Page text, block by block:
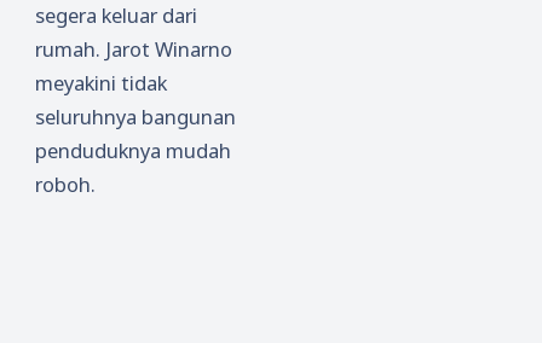
segera keluar dari
rumah. Jarot Winarno
meyakini tidak
seluruhnya bangunan
penduduknya mudah
roboh.